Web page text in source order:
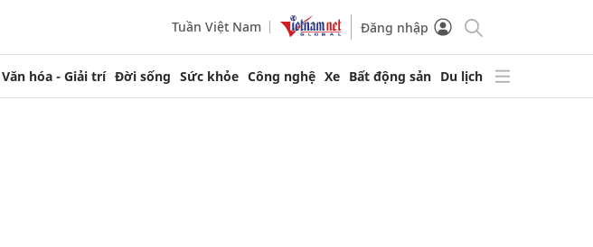
Tuần Việt Nam Đăng nhập
Văn hóa - Giải trí Đời sống Sức khỏe Công nghệ Xe Bất động sản Du lịch